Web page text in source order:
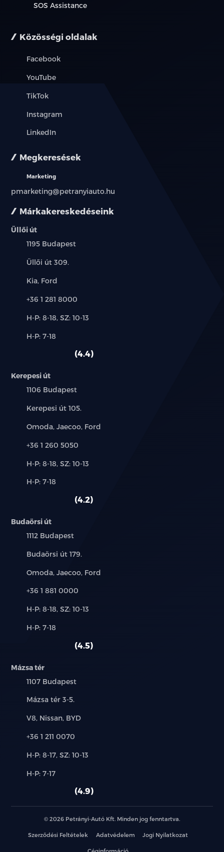
Márkakereskedéseink
Üllői út
Település:
1195 Budapest
Cím:
Üllői út 309.
Márkák:
Kia, Ford
Telefon:
+36 1 281 8000
Új-
használt
H-P: 8-18, SZ: 10-13
Alkatrész,
H-P: 7-18
4.4
Kerepesi út
Település:
1106 Budapest
Cím:
Kerepesi út 105.
Márkák:
Omoda, Jaecoo, Ford
Telefon:
+36 1 260 5050
Új-
használt
H-P: 8-18, SZ: 10-13
Alkatrész,
H-P: 7-18
4.2
Budaörsi út
Település:
1112 Budapest
Cím:
Budaörsi út 179.
Márkák:
Omoda, Jaecoo, Ford
Telefon:
+36 1 881 0000
Új-
használt
H-P: 8-18, SZ: 10-13
Alkatrész,
H-P: 7-18
4.5
Mázsa tér
Település:
1107 Budapest
Cím:
Mázsa tér 3-5.
Márkák:
V8, Nissan, BYD
Telefon:
+36 1 211 0070
Új-
használt
H-P: 8-17, SZ: 10-13
Alkatrész,
H-P: 7-17
4.9
SOS Assistance
Közösségi oldalak
Facebook
YouTube
TikTok
Instagram
LinkedIn
Megkeresések
Marketing
pmarketing@petranyiauto.hu
© 2026 Petrányi-Autó Kft. Minden jog fenntartva.
Szerződési Feltételek Adatvédelem Jogi Nyilatkozat
Céginformáció